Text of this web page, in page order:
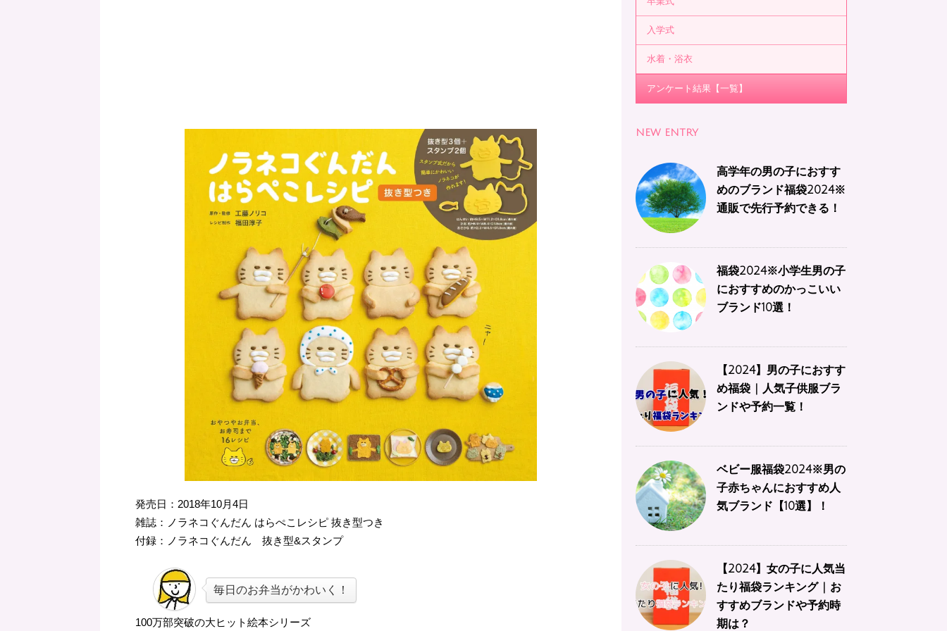
発売日：2018年10月4日
雑誌：ノラネコぐんだん はらぺこレシピ 抜き型つき
付録：ノラネコぐんだん 抜き型&スタンプ
毎日のお弁当がかわいく！
100万部突破の大ヒット絵本シリーズ
入学式
水着・浴衣
アンケート結果【一覧】
NEW ENTRY
高学年の男の子におすす
めのブランド福袋2024※
通販で先行予約できる！
福袋2024※小学生男の子
におすすめのかっこいい
ブランド10選！
【2024】男の子におすす
め福袋 | 人気子供服ブラ
ンドや予約一覧！
ベビー服福袋2024※男の
子赤ちゃんにおすすめ人
気ブランド【10選】！
【2024】女の子に人気当
たり福袋ランキング | お
すすめブランドや予約時
期は？